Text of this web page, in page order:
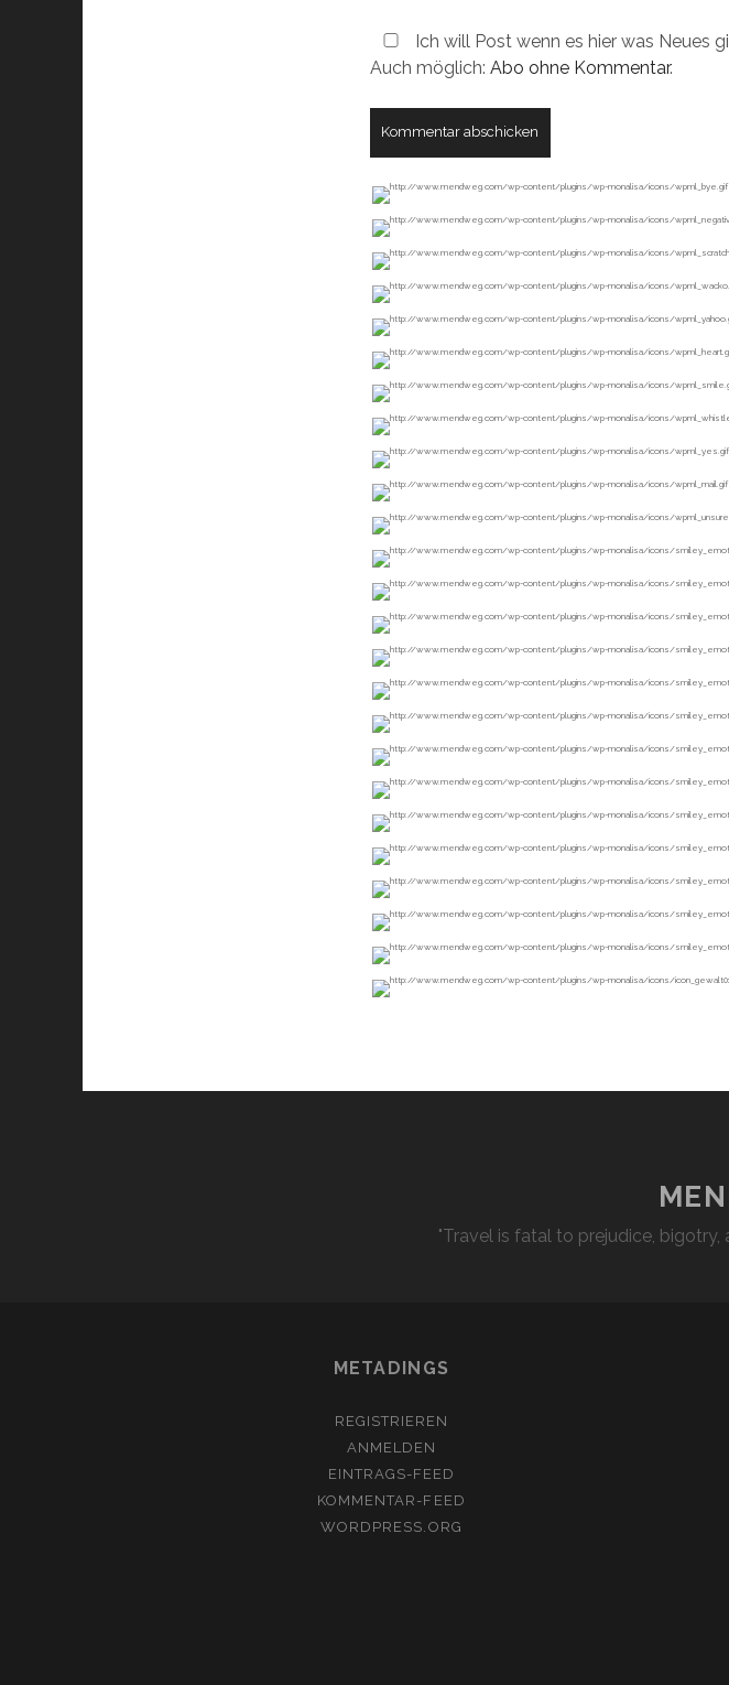
Ich will Post wenn es hier was Neues
Auch möglich: Abo ohne Kommentar.
"Travel is fatal to prejudice, bigotry,
METADINGS
REGISTRIEREN
ANMELDEN
EINTRAGS-FEED
KOMMENTAR-FEED
WORDPRESS.ORG